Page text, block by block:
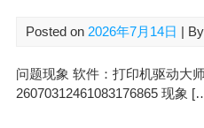
Posted on 2026年7月14日 | By
问题现象 软件：打印机驱动大
26070312461083176865 现象